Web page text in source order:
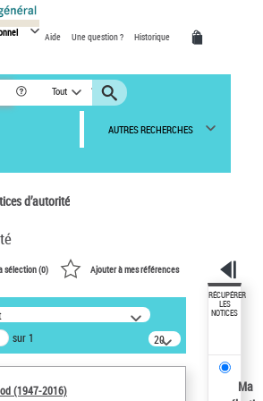
Aide Une question ? Historique
Tout
AUTRES RECHERCHES
d’autorité
dans les
:
(1947-2016)
sélection (0) Ajouter à mes références
sur 1
20
résultats/page
(1947-2016)
RÉCUPÉRER
LES
NOTICES
Ma